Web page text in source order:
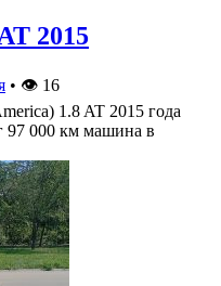
2015
• 👁 16
1.8 AT 2015 года
97 000 км машина в